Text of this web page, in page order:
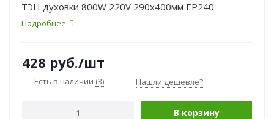
ТЭН духовки 800W 220V 290x400мм EP240
Подробнее
428 руб./шт
Есть в наличии (3) Нашли дешевле?
В корзину